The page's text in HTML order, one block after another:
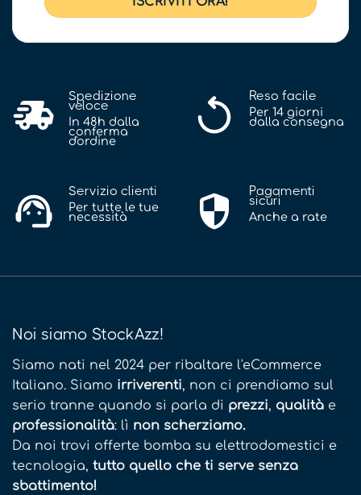
Spedizione
veloce
In 48h dalla
conferma
d'ordine
Reso facile
Per 14 giorni
dalla consegna
Servizio clienti
Per tutte le tue
necessità
Pagamenti
sicuri
Anche a rate
Noi siamo StockAzz!
Siamo nati nel 2024 per ribaltare l'eCommerce
Italiano. Siamo irriverenti, non ci prendiamo sul
serio tranne quando si parla di prezzi, qualità e
professionalità: lì non scherziamo.
Da noi trovi offerte bomba su elettrodomestici e
tecnologia, tutto quello che ti serve senza
sbattimento!